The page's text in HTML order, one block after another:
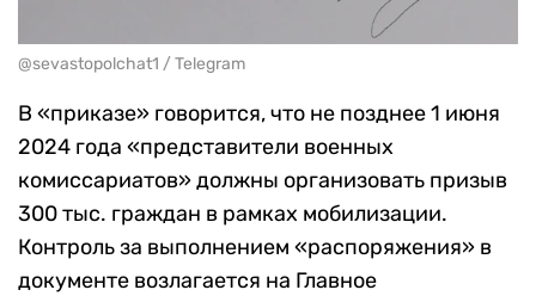
@sevastopolchat1 / Telegram
В «приказе» говорится, что не позднее 1 июня
2024 года «представители военных
комиссариатов» должны организовать призыв
300 тыс. граждан в рамках мобилизации.
Контроль за выполнением «распоряжения» в
документе возлагается на Главное